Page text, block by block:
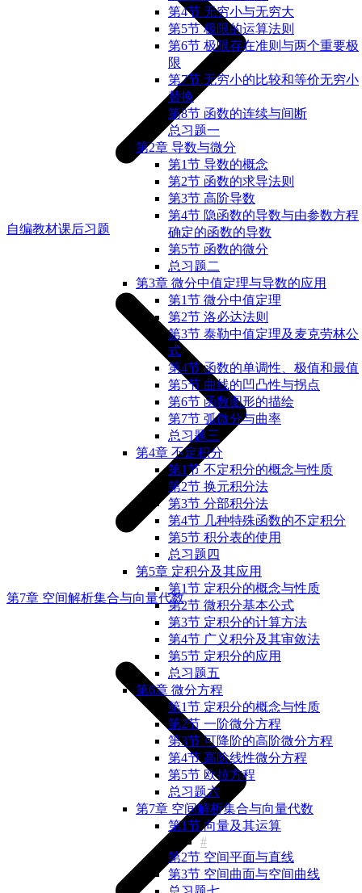
第4节 无穷小与无穷大
第5节 极限的运算法则
第6节 极限存在准则与两个重要极
限
第7节 无穷小的比较和等价无穷小
替换
第8节 函数的连续与间断
总习题一
第2章 导数与微分
第1节 导数的概念
第2节 函数的求导法则
第3节 高阶导数
第4节 隐函数的导数与由参数方程
确定的函数的导数
第5节 函数的微分
总习题二
第3章 微分中值定理与导数的应用
第1节 微分中值定理
第2节 洛必达法则
第3节 泰勒中值定理及麦克劳林公
式
第4节 函数的单调性、极值和最值
第5节 曲线的凹凸性与拐点
第6节 函数图形的描绘
第7节 弧微分与曲率
总习题三
第4章 不定积分
第1节 不定积分的概念与性质
第2节 换元积分法
第3节 分部积分法
第4节 几种特殊函数的不定积分
第5节 积分表的使用
总习题四
第5章 定积分及其应用
第1节 定积分的概念与性质
第2节 微积分基本公式
第3节 定积分的计算方法
第4节 广义积分及其审敛法
第5节 定积分的应用
总习题五
第6章 微分方程
第1节 定积分的概念与性质
第2节 一阶微分方程
第3节 可降阶的高阶微分方程
第4节 高阶线性微分方程
第5节 欧拉方程
总习题六
第7章 空间解析集合与向量代数
第1节 向量及其运算
第2节 空间平面与直线
第3节 空间曲面与空间曲线
自编教材课后习题
第7章 空间解析集合与向量代数